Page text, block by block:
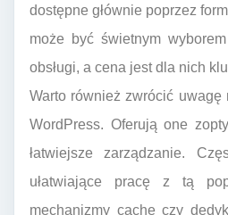
dostępne głównie poprzez
może być świetnym
obsługi, a cena jest dla nich
Warto również zwrócić
WordPress. Oferują one
łatwiejsze zarządzanie.
ułatwiające pracę z tą
mechanizmy cache czy